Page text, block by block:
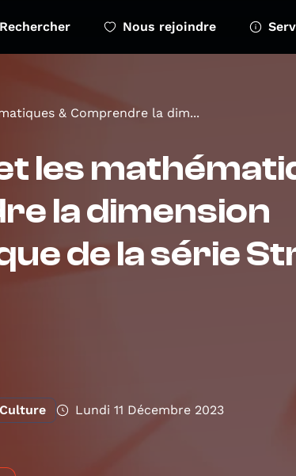
Rechercher Nous rejoindre
& Comprendre la dim...
les
la dimension
de la série
Culture Lundi 11 Décembre 2023